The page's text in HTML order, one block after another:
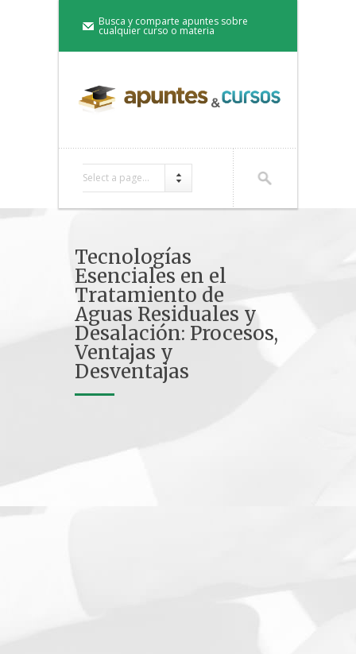
Busca y comparte apuntes sobre
cualquier curso o materia
Select a page...
Tecnologías
Esenciales en el
Tratamiento de
Aguas Residuales y
Desalación: Procesos,
Ventajas y
Desventajas